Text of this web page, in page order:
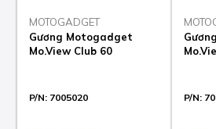
MOTOGADGET
Gương Motogadget
Mo.View Club 60
P/N: 7005020 P/N: